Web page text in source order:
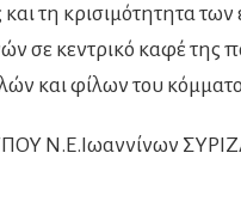
τη κρισιμότητητα
σε κεντρικό καφέ της
και φίλων του
Ν.Ε.Ιωαννίνων